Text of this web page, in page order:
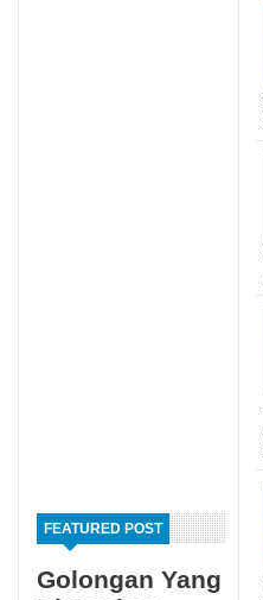
FEATURED POST
Golongan Yang